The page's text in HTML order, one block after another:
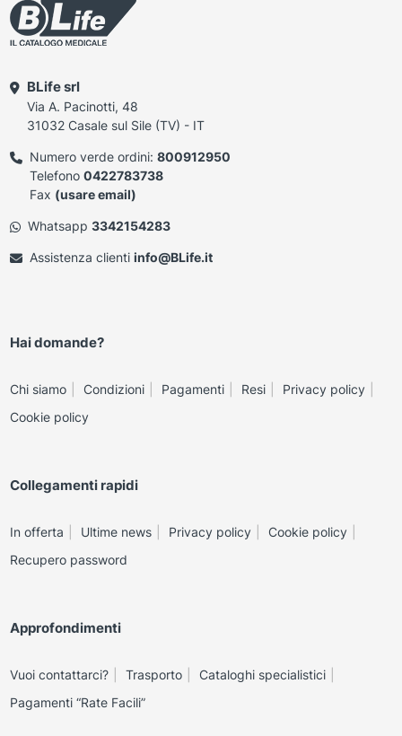
BLife srl
Via A. Pacinotti, 48
31032 Casale sul Sile (TV) - IT
Numero verde ordini: 800912950
Telefono 0422783738
Fax (usare email)
Whatsapp 3342154283
Assistenza clienti info@BLife.it
Hai domande?
Chi siamo Condizioni Pagamenti Resi
Privacy policy
Cookie policy
Collegamenti rapidi
In offerta Ultime news Privacy policy
Cookie policy
Recupero password
Approfondimenti
Vuoi contattarci? Trasporto
Cataloghi specialistici
Pagamenti “Rate Facili”